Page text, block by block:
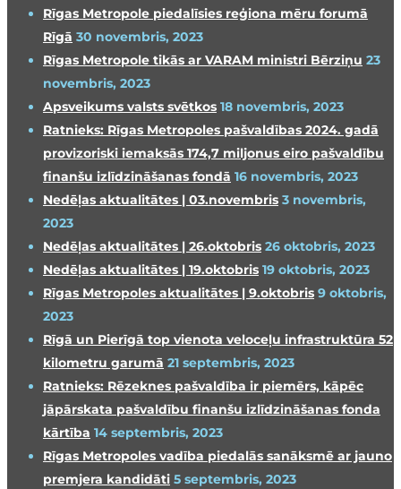
Rīgas Metropole piedalīsies reģiona mēru forumā
Rīgā 30 novembris, 2023
Rīgas Metropole tikās ar VARAM ministri Bērziņu 23
novembris, 2023
Apsveikums valsts svētkos 18 novembris, 2023
Ratnieks: Rīgas Metropoles pašvaldības 2024. gadā
provizoriski iemaksās 174,7 miljonus eiro pašvaldību
finanšu izlīdzināšanas fondā 16 novembris, 2023
Nedēļas aktualitātes | 03.novembris 3 novembris,
2023
Nedēļas aktualitātes | 26.oktobris 26 oktobris, 2023
Nedēļas aktualitātes | 19.oktobris 19 oktobris, 2023
Rīgas Metropoles aktualitātes | 9.oktobris 9 oktobris,
2023
Rīgā un Pierīgā top vienota veloceļu infrastruktūra 52
kilometru garumā 21 septembris, 2023
Ratnieks: Rēzeknes pašvaldība ir piemērs, kāpēc
jāpārskata pašvaldību finanšu izlīdzināšanas fonda
kārtība 14 septembris, 2023
Rīgas Metropoles vadība piedalās sanāksmē ar jauno
premjera kandidāti 5 septembris, 2023